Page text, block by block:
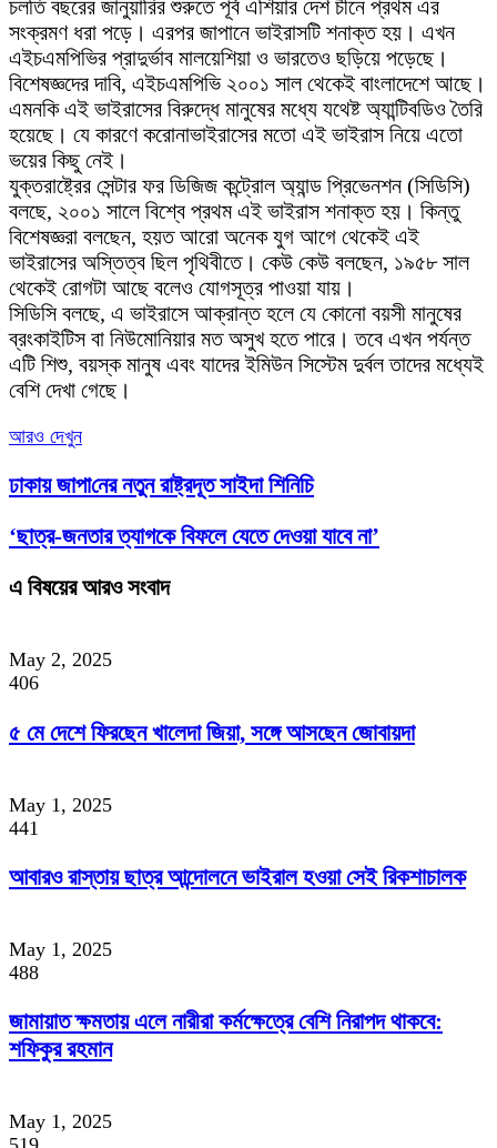
চলতি বছরের জানুয়ারির শুরুতে পূর্ব এশিয়ার দেশ চীনে প্রথম এর
সংক্রমণ ধরা পড়ে। এরপর জাপানে ভাইরাসটি শনাক্ত হয়। এখন
এইচএমপিভির প্রাদুর্ভাব মালয়েশিয়া ও ভারতেও ছড়িয়ে পড়েছে।
বিশেষজ্ঞদের দাবি, এইচএমপিভি ২০০১ সাল থেকেই বাংলাদেশে আছে।
এমনকি এই ভাইরাসের বিরুদ্ধে মানুষের মধ্যে যথেষ্ট অ্যান্টিবডিও তৈরি
হয়েছে। যে কারণে করোনাভাইরাসের মতো এই ভাইরাস নিয়ে এতো
ভয়ের কিছু নেই।
যুক্তরাষ্ট্রের সেন্টার ফর ডিজিজ কন্ট্রোল অ্যান্ড প্রিভেনশন (সিডিসি)
বলছে, ২০০১ সালে বিশ্বে প্রথম এই ভাইরাস শনাক্ত হয়। কিন্তু
বিশেষজ্ঞরা বলছেন, হয়ত আরো অনেক যুগ আগে থেকেই এই
ভাইরাসের অস্তিত্ব ছিল পৃথিবীতে। কেউ কেউ বলছেন, ১৯৫৮ সাল
থেকেই রোগটা আছে বলেও যোগসূত্র পাওয়া যায়।
সিডিসি বলছে, এ ভাইরাসে আক্রান্ত হলে যে কোনো বয়সী মানুষের
ব্রংকাইটিস বা নিউমোনিয়ার মত অসুখ হতে পারে। তবে এখন পর্যন্ত
এটি শিশু, বয়স্ক মানুষ এবং যাদের ইমিউন সিস্টেম দুর্বল তাদের মধ্যেই
বেশি দেখা গেছে।
আরও দেখুন
ঢাকায় জাপা‌নের নতুন রাষ্ট্রদূত সাইদা শিনিচি
‘ছাত্র-জনতার ত্যাগকে বিফলে যেতে দেওয়া যাবে না’
এ বিষয়ের আরও সংবাদ
May 2, 2025
406
৫ মে দেশে ফিরছেন খালেদা জিয়া, সঙ্গে আসছেন জোবায়দা
May 1, 2025
441
আবারও রাস্তায় ছাত্র আন্দোলনে ভাইরাল হওয়া সেই রিকশাচালক
May 1, 2025
488
জামায়াত ক্ষমতায় এলে নারীরা কর্মক্ষেত্রে বেশি নিরাপদ থাকবে:
শফিকুর রহমান
May 1, 2025